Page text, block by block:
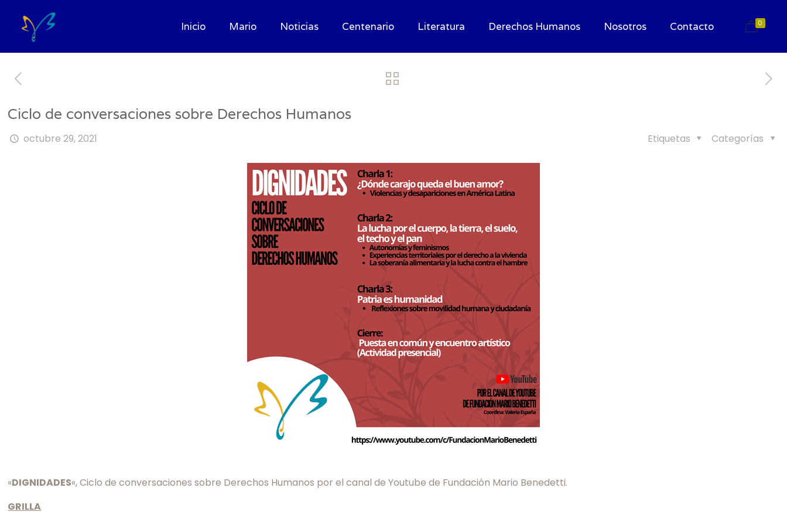
Inicio Mario Noticias Centenario Literatura Derechos Humanos Nosotros Contacto 0
Ciclo de conversaciones sobre Derechos Humanos
octubre 29, 2021 Categorías
Etiquetas
«DIGNIDADES«, Ciclo de conversaciones sobre Derechos Humanos por el canal de Youtube de Fundación Mario Benedetti.
GRILLA